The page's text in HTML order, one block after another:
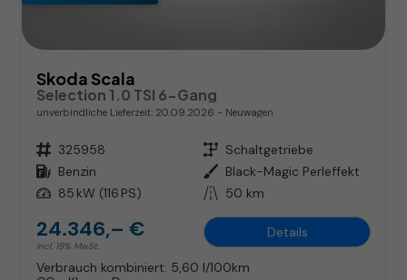
Skoda Scala
Selection 1.0 TSI 6-Gang
unverbindliche Lieferzeit: 20.09.2026 Neuwagen
Fahrzeugnr. 325958 Getriebe Schaltgetriebe
Kraftstoff Benzin Außenfarbe Black-Magic Perleffekt
Leistung 85 kW (116 PS) Kilometerstand 50 km
24.346,– €
incl. 19% MwSt.
Details
Verbrauch kombiniert: 5,60 l/100km